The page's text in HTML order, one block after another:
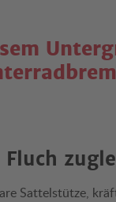
Sattelstütze,